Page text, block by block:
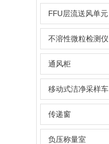
FFU层流送风单元
不溶性微粒检测仪
通风柜
移动式洁净采样车
传递窗
负压称量室